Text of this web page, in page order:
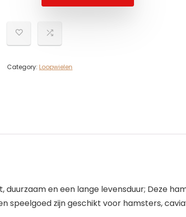
Category: Loopwielen
en een lange levensduur; Deze
zijn geschikt voor hamsters,